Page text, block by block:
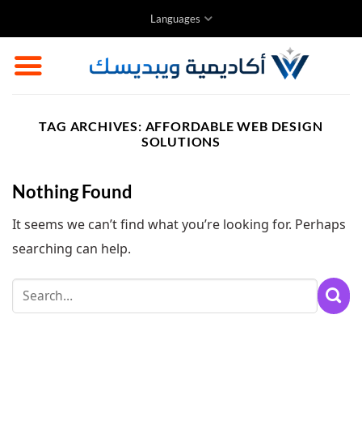
to
content
Languages
TAG ARCHIVES: AFFORDABLE WEB DESIGN
SOLUTIONS
Nothing Found
It seems we can’t find what you’re looking for. Perhaps
searching can help.